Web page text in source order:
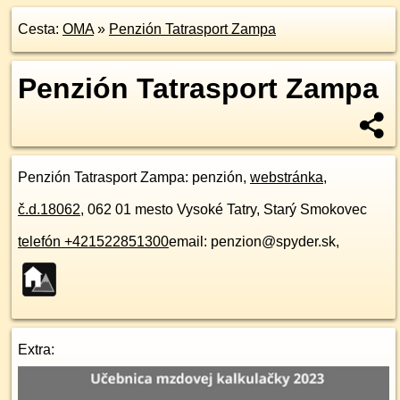
Cesta: OMA» Penzión Tatrasport Zampa
Penzión Tatrasport Zampa
Penzión Tatrasport Zampa: penzión, webstránka,
č.d.18062, 062 01 mesto Vysoké Tatry, Starý Smokovec
telefón +421522851300email: penzion@spyder.sk,
Extra: